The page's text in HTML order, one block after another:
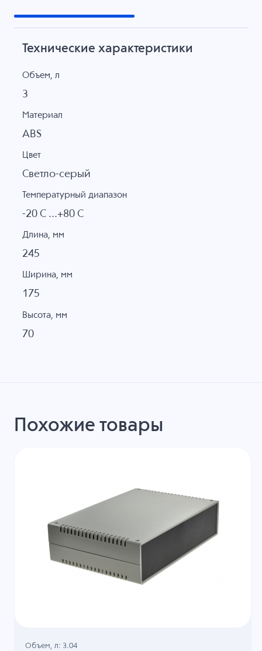
Технические характеристики
Объем, л
3
Материал
ABS
Цвет
Светло-серый
Температурный диапазон
-20 C ...+80 C
Длина, мм
245
Ширина, мм
175
Высота, мм
70
Похожие товары
Объем, л: 3.04